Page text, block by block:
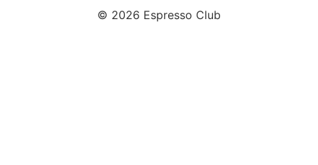
© 2026 Espresso Club